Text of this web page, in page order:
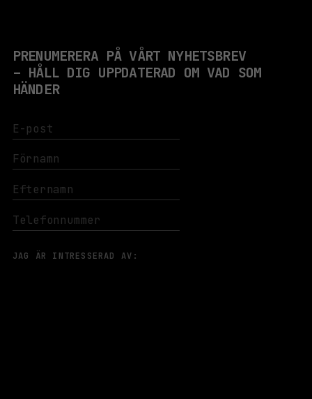
PRENUMERERA PÅ VÅRT NYHETSBREV
– HÅLL DIG UPPDATERAD OM VAD SOM
HÄNDER
JAG ÄR INTRESSERAD AV: